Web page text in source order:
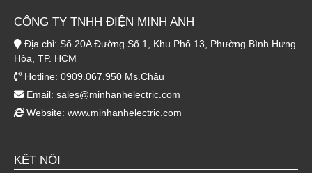
CÔNG TY TNHH ĐIỆN MINH ANH
Địa chỉ: Số 20A Đường Số 1, Khu Phố 13, Phường Bình Hưng
Hòa, TP. HCM
Hotline: 0909.067.950 Ms.Châu
Email: sales@minhanhelectric.com
Website: www.minhanhelectric.com
KẾT NỐI